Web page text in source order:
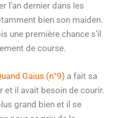
l’an dernier dans les
bien son maiden.
une première chance s’il
de course.
Gaius (n°9) a fait sa
et il avait besoin de courir.
grand bien et il se